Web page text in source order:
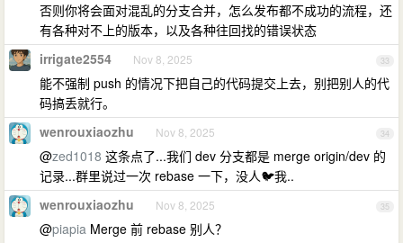
否则你将会面对混乱的分支合并，怎么发布都不成功的流程，还
有各种对不上的版本，以及各种往回找的错误状态
33
irrigate2554 Nov 8, 2025
能不强制 push 的情况下把自己的代码提交上去，别把别人的代
码搞丢就行。
34
wenrouxiaozhu Nov 8, 2025
@zed1018 这条点了...我们 dev 分支都是 merge origin/dev 的
记录...群里说过一次 rebase 一下，没人🐦我..
35
wenrouxiaozhu Nov 8, 2025
@piapia Merge 前 rebase 别人？